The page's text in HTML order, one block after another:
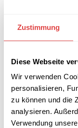
Zustimmung
Diese Webseite
Wir verwenden
personalisieren,
zu können und die
analysieren.
Verwendung
Interessiert an
größeren
Artikelnummer:
Kategorien:
Schlagwort:
Marke:Gastro